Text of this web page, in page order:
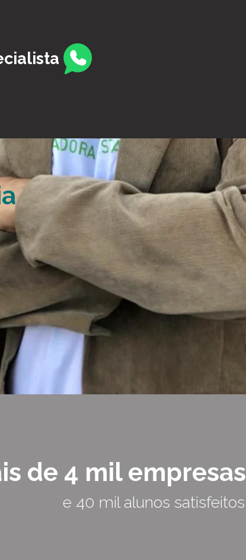
e 40 mil alunos satisfeitos
de 4 mil empresas